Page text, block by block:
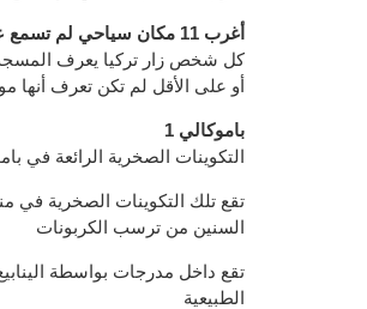
أغرب 11 مكان سياحي لم تسمع عنهم في تركيا
كل شخص زار تركيا يعرف المسجد
أو على الأقل لم تكن تعرف أنها
1 باموكالي
التكوينات الصخرية الرائعة في
تقع تلك التكوينات الصخرية في
السنين من ترسب الكربونات
تقع داخل مدرجات بواسطة
الطبيعية